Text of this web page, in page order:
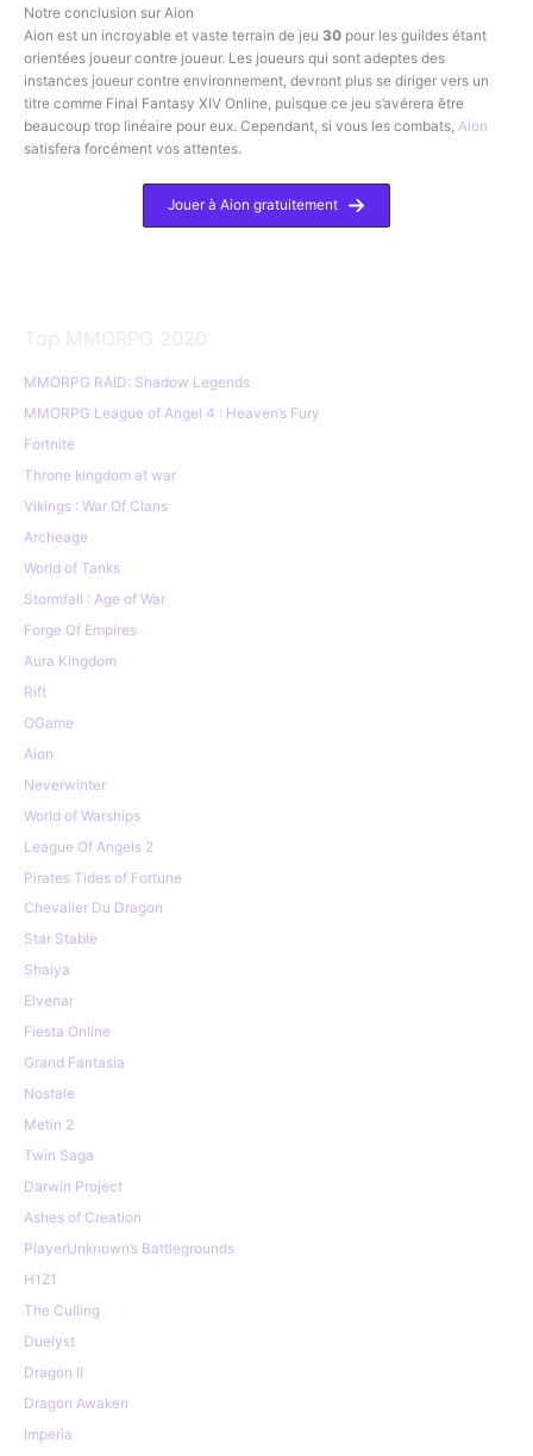
Notre conclusion sur Aion
Aion est un incroyable et vaste terrain de jeu 30 pour les guildes étant
orientées joueur contre joueur. Les joueurs qui sont adeptes des
instances joueur contre environnement, devront plus se diriger vers un
titre comme Final Fantasy XIV Online, puisque ce jeu s’avérera être
beaucoup trop linéaire pour eux. Cependant, si vous les combats, Aion
satisfera forcément vos attentes.
Jouer à Aion gratuitement
Top MMORPG 2020
MMORPG RAID: Shadow Legends
MMORPG League of Angel 4 : Heaven’s Fury
Fortnite
Throne kingdom at war
Vikings : War Of Clans
Archeage
World of Tanks
Stormfall : Age of War
Forge Of Empires
Aura Kingdom
Rift
OGame
Aion
Neverwinter
World of Warships
League Of Angels 2
Pirates Tides of Fortune
Chevalier Du Dragon
Star Stable
Shaiya
Elvenar
Fiesta Online
Grand Fantasia
Nostale
Metin 2
Twin Saga
Darwin Project
Ashes of Creation
PlayerUnknown’s Battlegrounds
H1Z1
The Culling
Duelyst
Dragon II
Dragon Awaken
Imperia